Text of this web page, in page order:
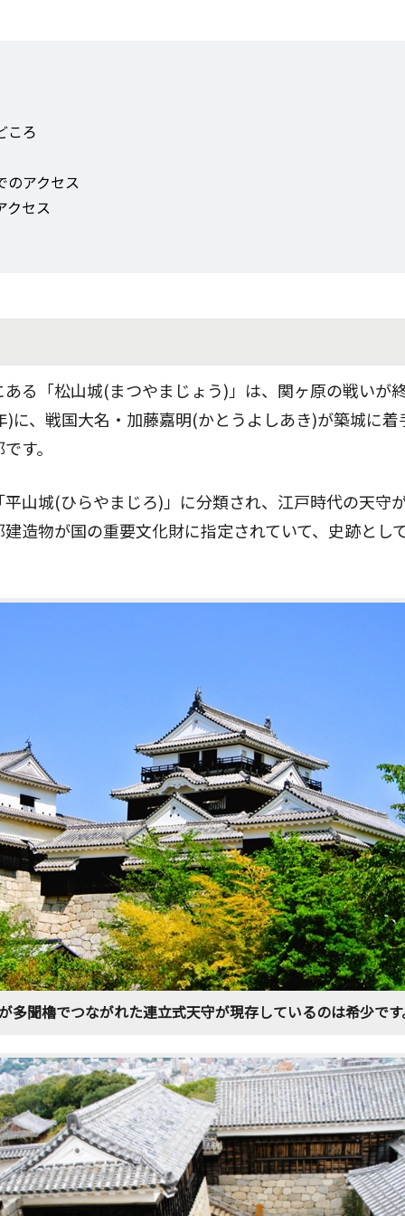
ころ
のアクセス
クセス
る「松山城(まつやまじょう)」は、関ヶ原の戦いが
に、戦国大名・加藤嘉明(かとうよしあき)が築城に着
す。
山城(ひらやまじろ)」に分類され、江戸時代の天守
造物が国の重要文化財に指定されていて、史跡とし
多聞櫓でつながれた連立式天守が現存しているのは希少で